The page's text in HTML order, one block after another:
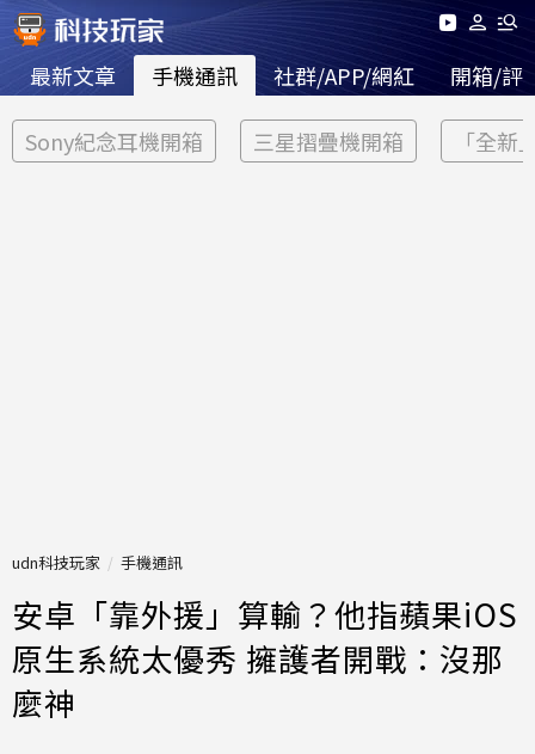
最新文章 手機通訊 社群/APP/網紅 開箱/評
Sony紀念耳機開箱 三星摺疊機開箱 「全新
udn科技玩家 手機通訊
安卓「靠外援」算輸？他指蘋果iOS
原生系統太優秀 擁護者開戰：沒那
麼神